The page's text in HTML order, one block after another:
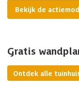
Bekijk de
Gratis
Ontdek alle